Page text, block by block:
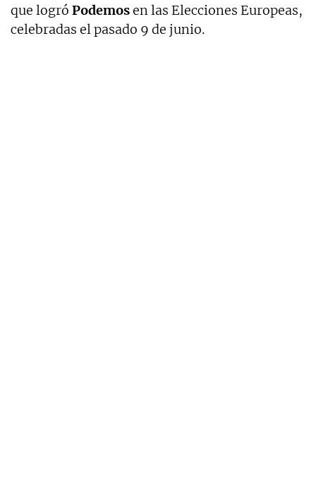
que logró Podemosen las Elecciones Europeas,
celebradas el pasado 9 de junio.